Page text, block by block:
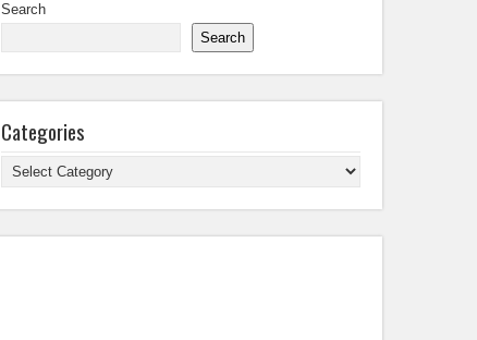
Search
Search
Categories
Categories